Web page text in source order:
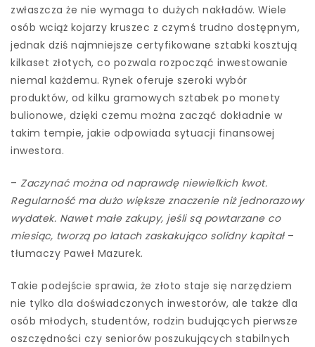
zwłaszcza że nie wymaga to dużych nakładów. Wiele
osób wciąż kojarzy kruszec z czymś trudno dostępnym,
jednak dziś najmniejsze certyfikowane sztabki kosztują
kilkaset złotych, co pozwala rozpocząć inwestowanie
niemal każdemu. Rynek oferuje szeroki wybór
produktów, od kilku gramowych sztabek po monety
bulionowe, dzięki czemu można zacząć dokładnie w
takim tempie, jakie odpowiada sytuacji finansowej
inwestora.
– Zaczynać można od naprawdę niewielkich kwot.
Regularność ma dużo większe znaczenie niż jednorazowy
wydatek. Nawet małe zakupy, jeśli są powtarzane co
miesiąc, tworzą po latach zaskakująco solidny kapitał–
tłumaczy Paweł Mazurek.
Takie podejście sprawia, że złoto staje się narzędziem
nie tylko dla doświadczonych inwestorów, ale także dla
osób młodych, studentów, rodzin budujących pierwsze
oszczędności czy seniorów poszukujących stabilnych